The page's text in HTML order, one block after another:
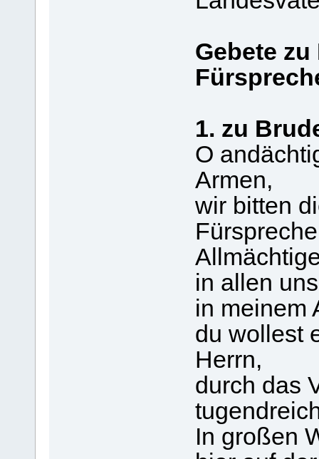
Gebete
1. zu
O
Armen,
wir bitten
in allen
in meinem
du wollest
Herrn,
durch das
In großen